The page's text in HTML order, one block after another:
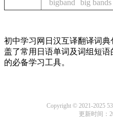
bigband
big bands
初中学习网日汉互译翻译词典
盖了常用日语单词及词组短
的必备学习工具。
Copyright © 2021-2025
更新时间：